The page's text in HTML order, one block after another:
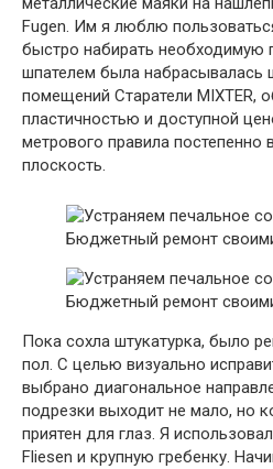
Fugen. Им я люблю
быстро набирать необходимую
шпателем была набрасывалась
помещений Старатели MIXTER,
пластичностью и доступной
метрового правила постепенно
плоскость.
Пока сохла штукатурка, было
пол. С целью визуально
выбрано диагональное
подрезки выходит не мало, но
приятен для глаз. Я
Fliesen и крупную гребенку.